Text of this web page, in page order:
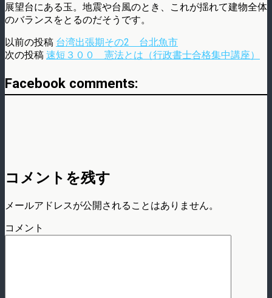
展望台にある玉。地震や台風のとき、これが揺れて建物全体
のバランスをとるのだそうです。
以前の投稿 台湾出張期その2 台北魚市
次の投稿 速短３００ 憲法とは（行政書士合格集中講座）
Facebook comments:
コメントを残す
メールアドレスが公開されることはありません。
コメント